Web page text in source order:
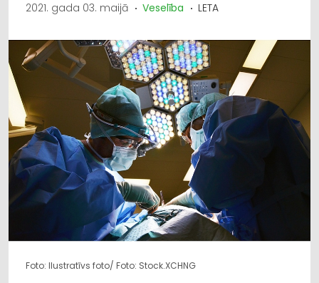
2021. gada 03. maijā Veselība LETA
Foto: Ilustratīvs foto/ Foto: Stock.XCHNG